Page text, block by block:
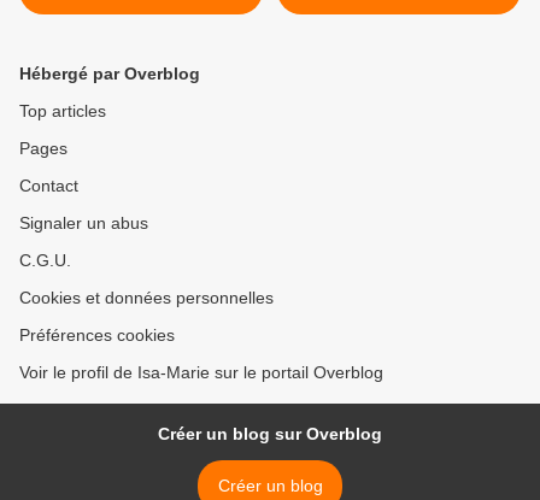
kale >
Hébergé par Overblog
Top articles
Pages
Contact
Signaler un abus
C.G.U.
Cookies et données personnelles
Préférences cookies
Voir le profil de Isa-Marie sur le portail Overblog
Créer un blog sur Overblog
Créer un blog